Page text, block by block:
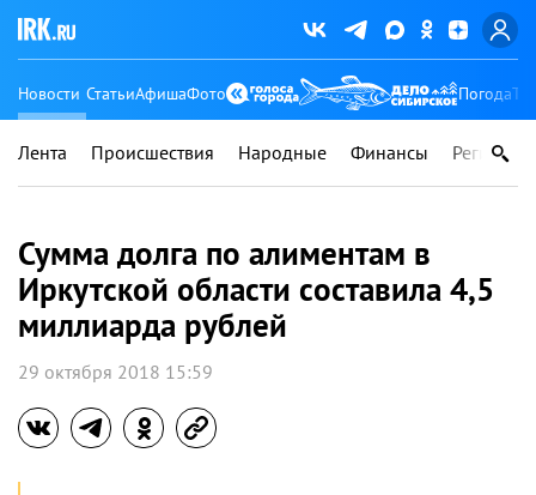
Новости СтатьиАфишаФото Погода
Лента Происшествия Народные Финансы Регионы
Сумма долга по алиментам в
Иркутской области составила 4,5
миллиарда рублей
29 октября 2018 15:59